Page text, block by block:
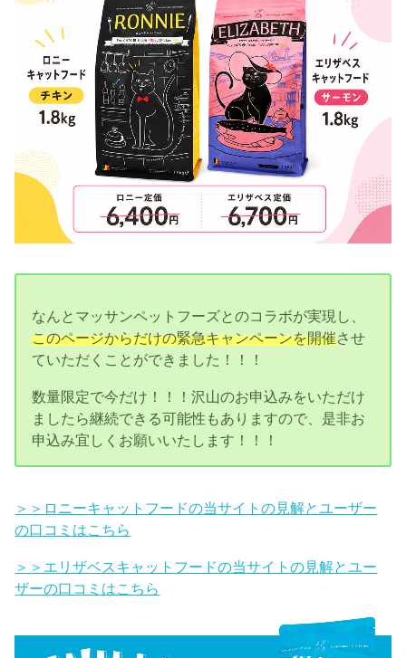
なんとマッサンペットフーズとのコラボが実現し、
このページからだけの緊急キャンペーンを開催させ
ていただくことができました！！！
数量限定で今だけ！！！沢山のお申込みをいただけ
ましたら継続できる可能性もありますので、是非お
申込み宜しくお願いいたします！！！
＞＞ロニーキャットフードの当サイトの見解とユーザー
の口コミはこちら
＞＞エリザベスキャットフードの当サイトの見解とユー
ザーの口コミはこちら